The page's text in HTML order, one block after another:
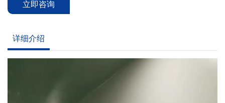
立即咨询
详细介绍